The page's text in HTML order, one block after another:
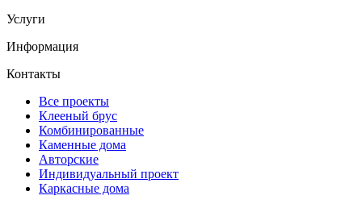
Услуги
Информация
Контакты
Все проекты
Клееный брус
Комбинированные
Каменные дома
Авторские
Индивидуальный проект
Каркасные дома